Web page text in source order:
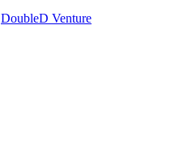
DoubleD Venture